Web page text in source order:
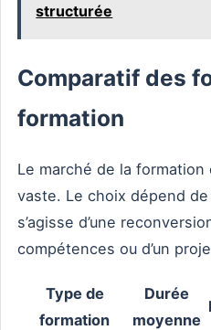
structurée
Comparatif des
formation
Le marché de la formation
vaste. Le choix dépend
s’agisse d’une
compétences ou d’un
Type de
formation
Durée
moyenne